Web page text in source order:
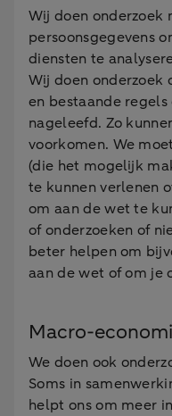
Wij doen onderzoek
persoonsgegevens
diensten te
Wij doen onderzoek
en bestaande
nageleefd. Zo
voorkomen. We
(die het mogelijk
te kunnen verlenen
om aan de wet te
of onderzoeken of
beter helpen om
aan de wet of om je
Macro-
We doen ook
Soms in
helpt ons om meer